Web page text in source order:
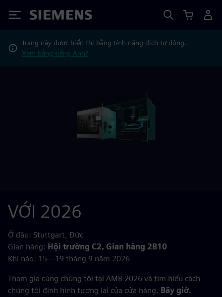
Siemens
Trang này được hiển thị bằng tính năng dịch tự động.
Xem bằng tiếng Anh?
VỚI 2026
Ở đâu: Stuttgart, Đức
Gian hàng: Hội trường C2, Gian hàng 2B10
Khi nào: 15—19 tháng 9 năm 2026
Tham gia cùng chúng tôi tại AMB 2026 và tìm hiểu cách
chúng tôi định hình tương lai của cửa hàng. Bây giờ.